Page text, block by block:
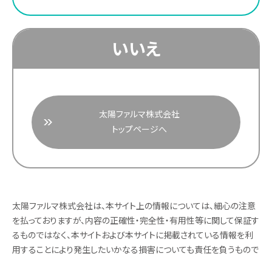
いいえ
太陽ファルマ株式会社
トップページへ
太陽ファルマ株式会社は、本サイト上の情報については、細心の注意
を払っておりますが、内容の正確性・完全性・有用性等に関して保証す
るものではなく、本サイトおよび本サイトに掲載されている情報を利
用することにより発生したいかなる損害についても責任を負うもので